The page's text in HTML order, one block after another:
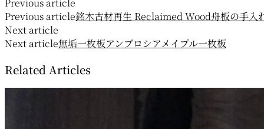
投
稿
ナ
ビ
ゲ
Previous article銘木古材再生 Reclaimed Wood舟板の手入
Next article
Next article無垢一枚板アンブロシアメイプル一枚板
Related Articles